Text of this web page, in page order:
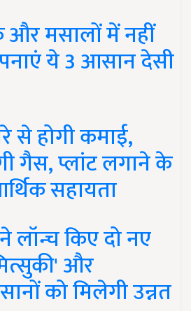
और मसालों में नहीं
ये 3 आसान देसी
से होगी कमाई,
गैस, प्लांट लगाने के
सहायता
किए दो नए
और
को मिलेगी उन्नत